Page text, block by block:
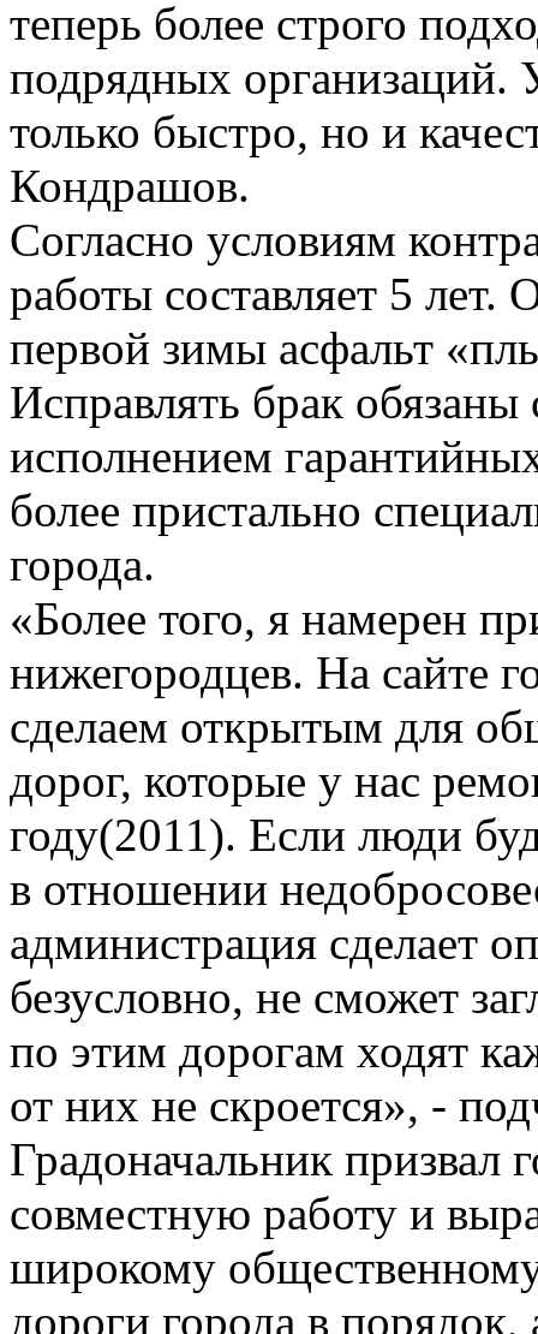
теперь более строго
подрядных организаций.
только быстро, но и
Кондрашов.
Согласно условиям
работы составляет 5 лет.
первой зимы асфальт
Исправлять брак
исполнением
более пристально
города.
«Более того, я намерен
нижегородцев. На сайте
сделаем открытым для
дорог, которые у нас
году(2011). Если люди
в отношении
администрация сделает
безусловно, не сможет
по этим дорогам ходят
от них не скроется», -
Градоначальник призвал
совместную работу и
широкому
дороги города в порядок,